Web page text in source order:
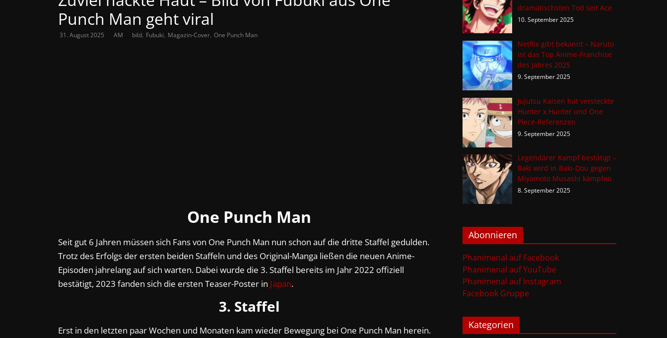
Punch Man geht viral
31. August 2025 AM bild, Fubuki, Magazin-Cover, One Punch Man
One Punch Man
Seit gut 6 Jahren müssen sich Fans von One Punch Man nun schon auf die dritte Staffel gedulden.
Trotz des Erfolgs der ersten beiden Staffeln und des Original-Manga ließen die neuen Anime-
Episoden jahrelang auf sich warten. Dabei wurde die 3. Staffel bereits im Jahr 2022 offiziell
bestätigt, 2023 fanden sich die ersten Teaser-Poster in Japan.
3. Staffel
Erst in den letzten paar Wochen und Monaten kam wieder Bewegung bei One Punch Man herein.
dramatischsten Tod seit Ace
10. September 2025
Netflix gibt bekannt – Naruto
ist das Top Anime-Franchise
des Jahres 2025
9. September 2025
Jujutsu Kaisen hat versteckte
Hunter x Hunter und One
Piece-Referenzen
9. September 2025
Legendärer Kampf bestätigt –
Baki wird in Baki-Dou gegen
Miyamoto Musashi kämpfen
8. September 2025
Abonnieren
Phanimenal auf Facebook
Phanimenal auf YouTube
Phanimenal auf Instagram
Facebook Gruppe
Kategorien